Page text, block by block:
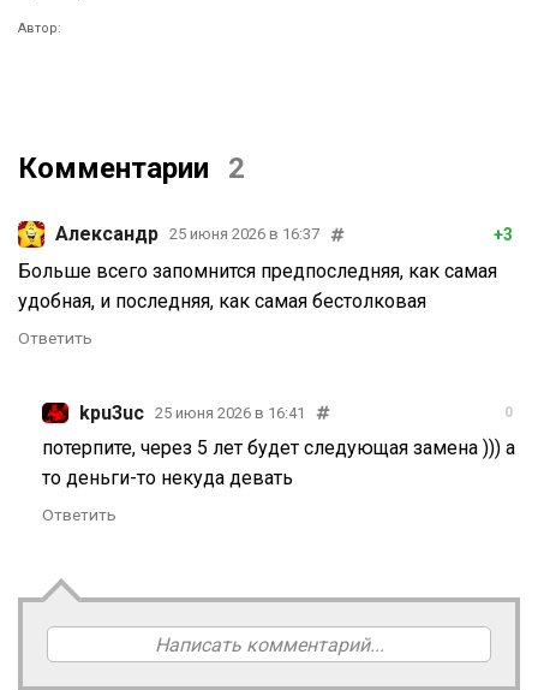
Автор:
Комментарии 2
Александр 25 июня 2026 в 16:37 +3
Больше всего запомнится предпоследняя, как самая
удобная, и последняя, как самая бестолковая
Ответить
kpu3uc 25 июня 2026 в 16:41 0
потерпите, через 5 лет будет следующая замена ))) а
то деньги-то некуда девать
Ответить
Написать комментарий...